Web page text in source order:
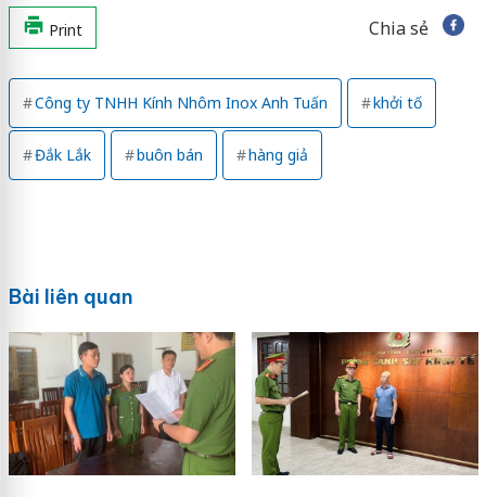
Print Chia sẻ
Công ty TNHH Kính Nhôm Inox Anh Tuấn khởi tố
Đắk Lắk buôn bán hàng giả
Bài liên quan